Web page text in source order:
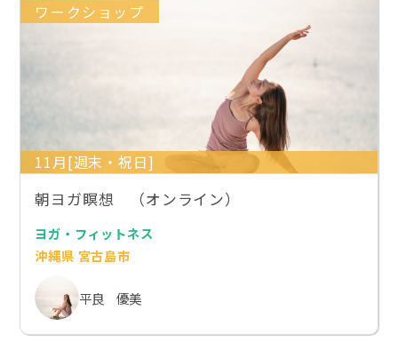
ワークショップ
11月[週末・祝日]
朝ヨガ瞑想 （オンライン）
ヨガ・フィットネス
沖縄県 宮古島市
平良 優美